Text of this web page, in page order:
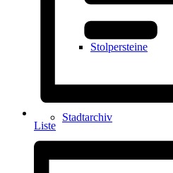
Stolpersteine
Stadtarchiv
Liste